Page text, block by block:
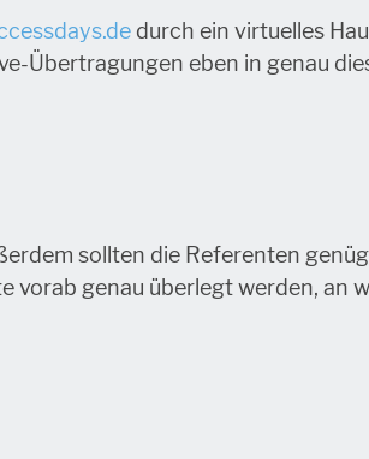
durch ein virtuelles
Übertragungen eben in genau
sollten die Referenten
genau überlegt werden, an